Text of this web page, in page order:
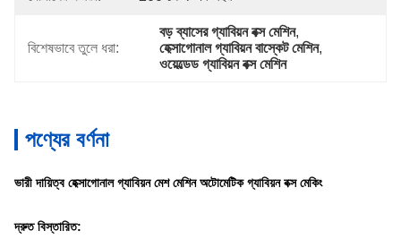
বিশেষভাবে তুলে ধরা:
বড় ব্যাসের গ্যাবিয়ন বক্স মেশিন,
হেক্সাগোনাল গ্যাবিয়ন বাস্কেট মেশিন,
ওয়েল্ডেড গ্যাবিয়ন বক্স মেশিন
পণ্যের বর্ণনা
ভারী দায়িত্ব হেক্সাগোনাল গ্যাবিয়ন মেশ মেশিন অটোমেটিক গ্যাবিয়ন বক্স মেকিং
দ্রুত বিস্তারিত: